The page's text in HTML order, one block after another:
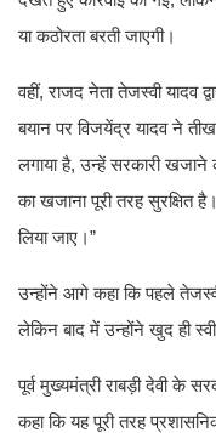
या कठोरता बरती जाएगी।
वहीं, राजद नेता तेजस्वी यादव
बयान पर विजयेंद्र यादव ने
लगाया है, उन्हें सरकारी खजाने
का खजाना पूरी तरह सुरक्षित
लिया जाए।”
उन्होंने आगे कहा कि पहले
लेकिन बाद में उन्होंने खुद ही
पूर्व मुख्यमंत्री राबड़ी देवी के
कहा कि यह पूरी तरह